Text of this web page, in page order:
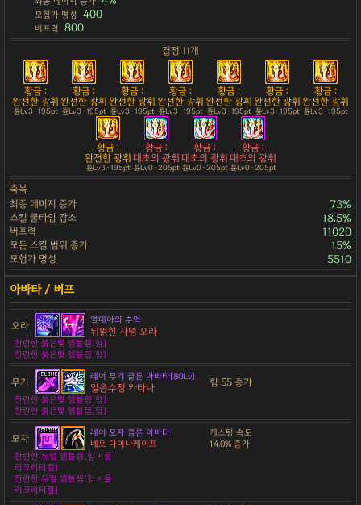
모험가 명성 400
버프력 800
결정 11개
황금 :
완전한 광휘
튠Lv3 · 195pt
황금 :
완전한 광휘
튠Lv3 · 195pt
황금 :
완전한 광휘
튠Lv3 · 195pt
황금 :
완전한 광휘
튠Lv3 · 195pt
황금 :
완전한 광휘
튠Lv3 · 195pt
황금 :
완전한 광휘
튠Lv3 · 195pt
황금 :
완전한 광휘
튠Lv3 · 195pt
황금 :
완전한 광휘
튠Lv3 · 195pt
황금 :
태초의 광휘
튠Lv0 · 205pt
황금 :
태초의 광휘
튠Lv0 · 205pt
황금 :
태초의 광휘
튠Lv0 · 205pt
축복
최종 데미지 증가
73%
스킬 쿨타임 감소 18.5%
버프력 11020
모든 스킬 범위 증가 15%
모험가 명성 5510
오라 열대야의 추억
뒤얽힌 사념 오라
찬란한 붉은빛 엠블렘[힘]
찬란한 붉은빛 엠블렘[힘]
무기 레어 무기 클론 아바타[80Lv]
얼음수정 카타나 힘 55 증가
찬란한 붉은빛 엠블렘[힘]
찬란한 붉은빛 엠블렘[힘]
모자
레어 모자 클론 아바타
네오 다이나케이프
캐스팅 속도
14.0% 증가
찬란한 듀얼 엠블렘[힘 + 물
리크리티컬]
찬란한 듀얼 엠블렘[힘 + 물
리크리티컬]